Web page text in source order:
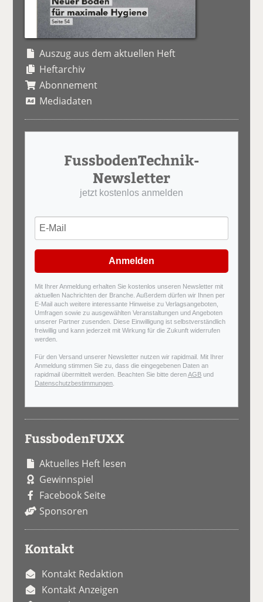
Auszug aus dem aktuellen Heft
Heftarchiv
Abonnement
Mediadaten
FussbodenTechnik-
Newsletter
jetzt kostenlos anmelden
Anmelden
Mit Ihrer Anmeldung erhalten Sie kostenlos unseren Newsletter mit
aktuellen Nachrichten der Branche. Außerdem dürfen wir Ihnen per
E-Mail auch weitere interessante Hinweise zu Verlagsangeboten,
Umfragen sowie zu ausgewählten Veranstaltungen und Angeboten
unserer Partner zusenden. Diese Einwilligung ist selbstverständlich
freiwillig und kann jederzeit mit Wirkung für die Zukunft widerrufen
werden.
Für den Versand unserer Newsletter nutzen wir rapidmail. Mit Ihrer
Anmeldung stimmen Sie zu, dass die eingegebenen Daten an
rapidmail übermittelt werden. Beachten Sie bitte derenAGB und
Datenschutzbestimmungen
FussbodenFUXX
Aktuelles Heft lesen
Gewinnspiel
Facebook Seite
Sponsoren
Kontakt
Kontakt Redaktion
Kontakt Anzeigen